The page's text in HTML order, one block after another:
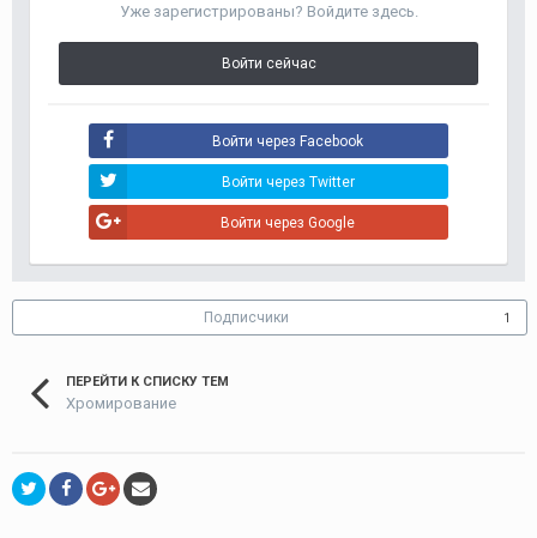
Уже зарегистрированы? Войдите здесь.
Войти сейчас
Войти через Facebook
Войти через Twitter
Войти через Google
Подписчики 1
ПЕРЕЙТИ К СПИСКУ ТЕМ
Хромирование